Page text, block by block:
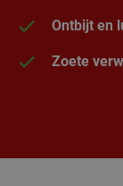
Ontbijt en
Zoete